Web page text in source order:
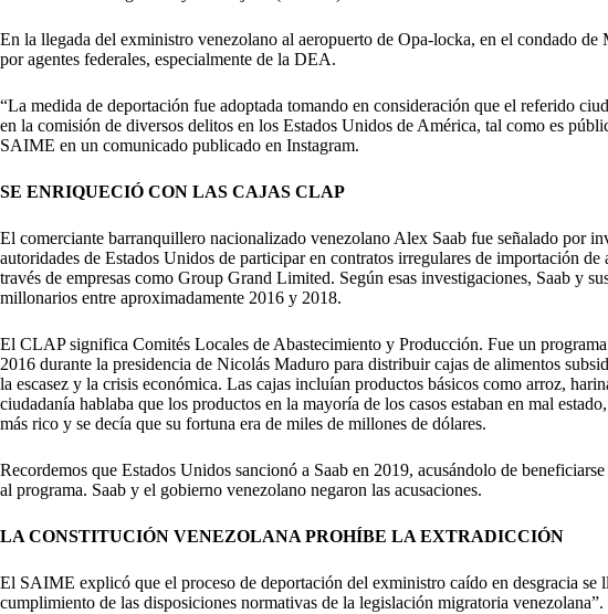
En la llegada del exministro venezolano al aeropuerto de Opa-locka, en el condado
por agentes federales, especialmente de la DEA.
“La medida de deportación fue adoptada tomando en consideración que el referido
en la comisión de diversos delitos en los Estados Unidos de América, tal como es
SAIME en un comunicado publicado en Instagram.
SE ENRIQUECIÓ CON LAS CAJAS CLAP
El comerciante barranquillero nacionalizado venezolanoAlex Saab fue señalado por
autoridades de Estados Unidos de participar en contratos irregulares de importación
través de empresas como Group Grand Limited. Según esas investigaciones, Saab y
millonarios entre aproximadamente 2016 y 2018.
El CLAP significa Comités Locales de Abastecimiento y Producción. Fue un
2016 durante la presidencia de Nicolás Maduro para distribuir cajas de alimentos
la escasez y la crisis económica. Las cajas incluían productos básicos como arroz,
ciudadanía hablaba que los productos en la mayoría de los casos estaban en mal
más rico y se decía que su fortuna era de miles de millones de dólares.
Recordemos que Estados Unidos sancionó a Saab en 2019, acusándolo de
al programa. Saab y el gobierno venezolano negaron las acusaciones.
LA CONSTITUCIÓN VENEZOLANA PROHÍBE LA EXTRADICCIÓN
El SAIME explicó que el proceso de deportación del exministro caído en desgracia se
cumplimiento de las disposiciones normativas de la legislación migratoria venezolana”.